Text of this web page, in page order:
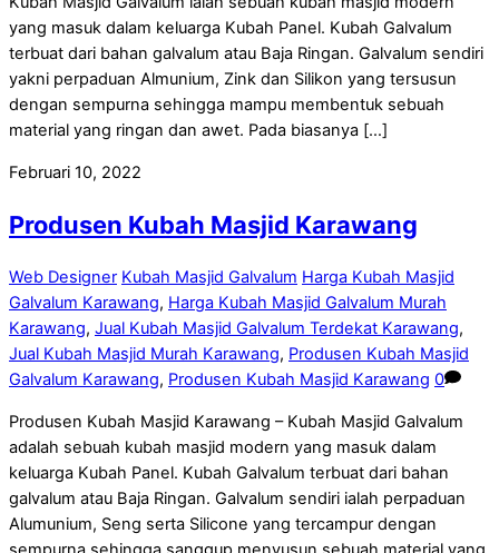
yang masuk dalam keluarga Kubah Panel. Kubah Galvalum
terbuat dari bahan galvalum atau Baja Ringan. Galvalum sendiri
yakni perpaduan Almunium, Zink dan Silikon yang tersusun
dengan sempurna sehingga mampu membentuk sebuah
material yang ringan dan awet. Pada biasanya […]
Februari 10, 2022
Produsen Kubah Masjid Karawang
Web Designer Kubah Masjid Galvalum Harga Kubah Masjid
Galvalum Karawang, Harga Kubah Masjid Galvalum Murah
Karawang, Jual Kubah Masjid Galvalum Terdekat Karawang,
Jual Kubah Masjid Murah Karawang, Produsen Kubah Masjid
Galvalum Karawang, Produsen Kubah Masjid Karawang 0
Produsen Kubah Masjid Karawang – Kubah Masjid Galvalum
adalah sebuah kubah masjid modern yang masuk dalam
keluarga Kubah Panel. Kubah Galvalum terbuat dari bahan
galvalum atau Baja Ringan. Galvalum sendiri ialah perpaduan
Alumunium, Seng serta Silicone yang tercampur dengan